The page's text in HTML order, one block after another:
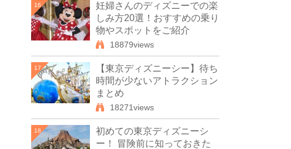
16
妊婦さんのディズニーでの楽
しみ方20選！おすすめの乗り
物やスポットをご紹介
18879views
17
【東京ディズニーシー】待ち
時間が少ないアトラクション
まとめ
18271views
18
初めての東京ディズニーシ
ー！ 冒険前に知っておきた